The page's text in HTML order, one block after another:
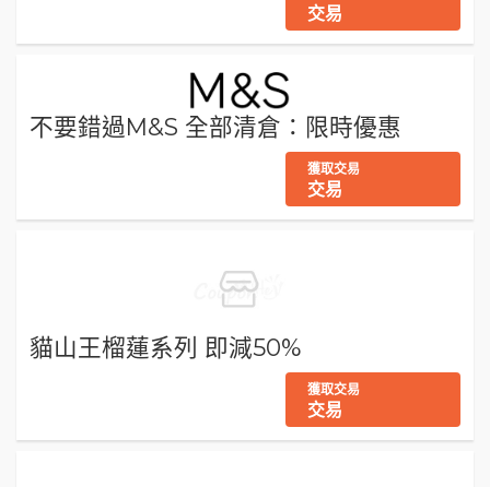
交易
不要錯過M&S 全部清倉：限時優惠
獲取交易
交易
貓山王榴蓮系列 即減50%
獲取交易
交易